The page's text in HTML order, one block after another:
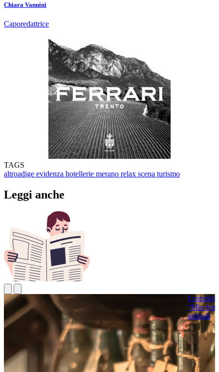
Chiara Vannini
Caporedattrice
TAGS
altroadige evidenza hotellerie merano relax scena turismo
Leggi anche
I consigli di lettura
“Mio fratello Wilson”, una storia vera per aiutare gli
animali